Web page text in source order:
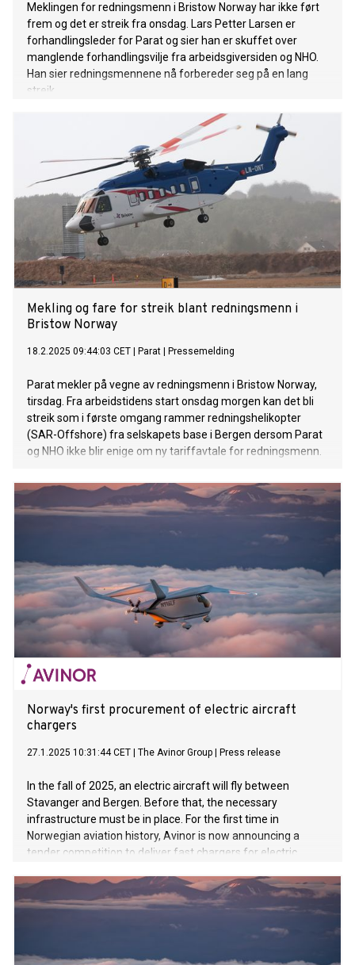
Meklingen for redningsmenn i Bristow Norway har ikke ført
frem og det er streik fra onsdag. Lars Petter Larsen er
forhandlingsleder for Parat og sier han er skuffet over
manglende forhandlingsvilje fra arbeidsgiversiden og NHO.
Han sier redningsmennene nå forbereder seg på en lang
streik.
Mekling og fare for streik blant redningsmenn i
Bristow Norway
18.2.2025 09:44:03 CET Parat Pressemelding
Parat mekler på vegne av redningsmenn i Bristow Norway,
tirsdag. Fra arbeidstidens start onsdag morgen kan det bli
streik som i første omgang rammer redningshelikopter
(SAR-Offshore) fra selskapets base i Bergen dersom Parat
og NHO ikke blir enige om ny tariffavtale for redningsmenn.
Norway's first procurement of electric aircraft
chargers
27.1.2025 10:31:44 CET The Avinor Group Press release
In the fall of 2025, an electric aircraft will fly between
Stavanger and Bergen. Before that, the necessary
infrastructure must be in place. For the first time in
Norwegian aviation history, Avinor is now announcing a
tender competition to deliver fast chargers for electric